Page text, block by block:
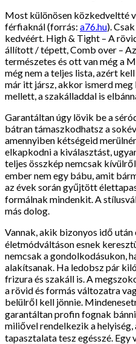
Most különösen közkedveltté
férfiaknál (forrás: a76.hu).
kedvéért. High & Tight – A
állított / tépett, Comb over –
természetes és ott van még a
még nem a teljes lista, azért
már itt jársz, akkor ismerd
mellett, a szakálladdal is
Garantáltan úgy lövik be a
bátran támaszkodhatsz a
amennyiben kétségeid
elkapkodni a kiválasztást,
teljes összkép nemcsak
ember nem egy bábu, amit
az évek során gyűjtött
formálnak mindenkit. A
más dolog.
Vannak, akik bizonyos idő
életmódváltáson esnek
nemcsak a gondolkodásukon,
alakítsanak. Ha ledobsz pár
frizura és szakáll is. A
a rövid és formás változatra
belülről kell jönnie.
garantáltan profin fognak
miliővel rendelkezik a
tapasztalata tesz egésszé. Egy